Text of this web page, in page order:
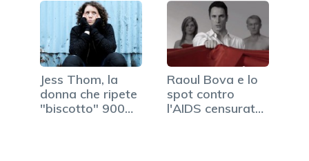
Jess Thom, la
donna che ripete
"biscotto" 900
Raoul Bova e lo
spot contro
l'AIDS censurato